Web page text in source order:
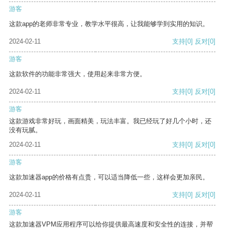
游客
这款app的老师非常专业，教学水平很高，让我能够学到实用的知识。
2024-02-11 支持[0] 反对[0]
游客
这款软件的功能非常强大，使用起来非常方便。
2024-02-11 支持[0] 反对[0]
游客
这款游戏非常好玩，画面精美，玩法丰富。我已经玩了好几个小时，还
没有玩腻。
2024-02-11
支持[0] 反对[0]
游客
这款加速器app的价格有点贵，可以适当降低一些，这样会更加亲民。
2024-02-11 支持[0] 反对[0]
游客
这款加速器VPM应用程序可以给你提供最高速度和安全性的连接，并帮